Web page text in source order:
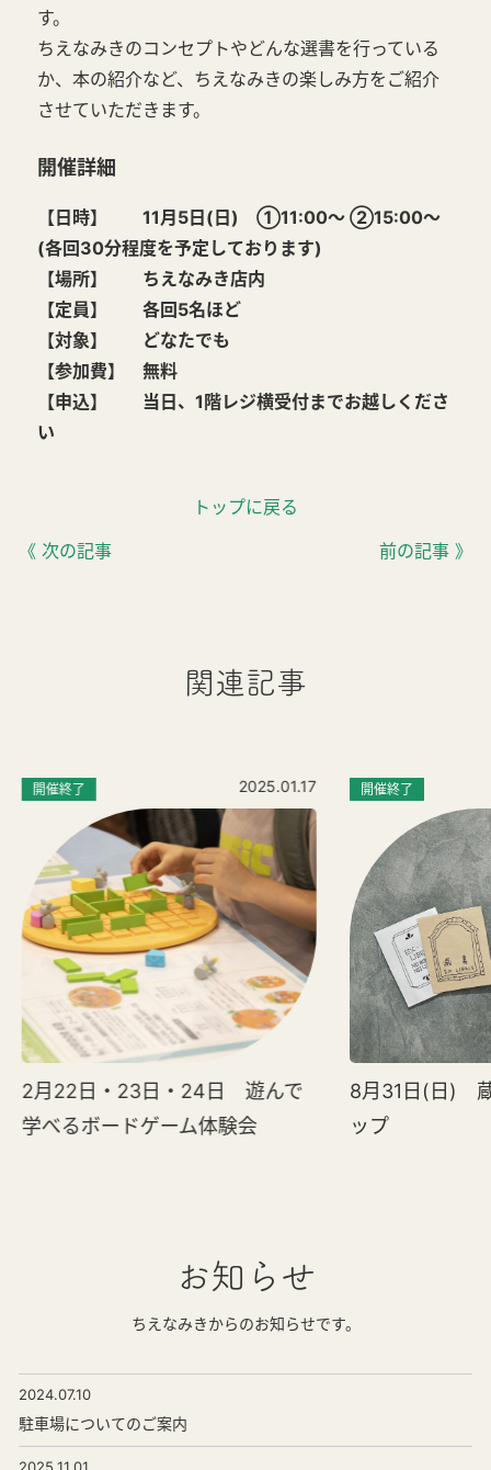
す。
ちえなみきのコンセプトやどんな選書を行っている
か、本の紹介など、ちえなみきの楽しみ方をご紹介
させていただきます。
開催詳細
【日時】 11月5日(日) ①11:00～ ②15:00～
(各回30分程度を予定しております)
【場所】 ちえなみき店内
【定員】 各回5名ほど
【対象】 どなたでも
【参加費】 無料
【申込】 当日、1階レジ横受付までお越しくださ
い
《 次の記事
トップに戻る
前の記事 》
関連記事
開催終了 2025.01.17
2月22日・23日・24日 遊んで
学べるボードゲーム体験会
開催終了
8月31日(日)
ップ
お知らせ
ちえなみきからのお知らせです。
2024.07.10
駐車場についてのご案内